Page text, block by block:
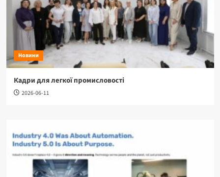
Новини
Кадри для легкої промисловості
2026-06-11